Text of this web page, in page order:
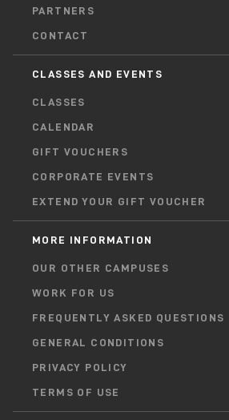
PARTNERS
CONTACT
CLASSES AND EVENTS
CLASSES
CALENDAR
GIFT VOUCHERS
CORPORATE EVENTS
EXTEND YOUR GIFT VOUCHER
MORE INFORMATION
OUR OTHER CAMPUSES
WORK FOR US
FREQUENTLY ASKED QUESTIONS
GENERAL CONDITIONS
PRIVACY POLICY
TERMS OF USE